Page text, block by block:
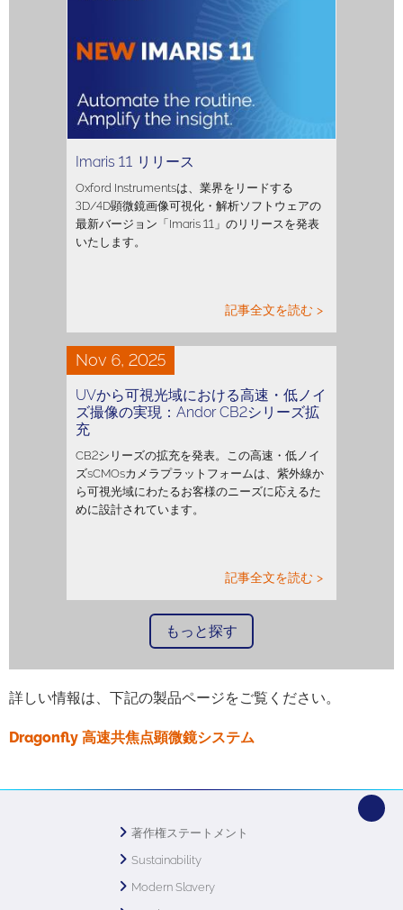
Imaris 11 リリース
Oxford Instrumentsは、業界をリードする
3D/4D顕微鏡画像可視化・解析ソフトウェアの
最新バージョン「Imaris 11」のリリースを発表
いたします。
記事全文を読む >
Nov 6, 2025
UVから可視光域における高速・低ノイ
ズ撮像の実現：Andor CB2シリーズ拡
充
CB2シリーズの拡充を発表。この高速・低ノイ
ズsCMOsカメラプラットフォームは、紫外線か
ら可視光域にわたるお客様のニーズに応えるた
めに設計されています。
記事全文を読む >
もっと探す
詳しい情報は、下記の製品ページをご覧ください。
Dragonfly 高速共焦点顕微鏡システム
著作権ステートメント
Sustainability
Modern Slavery